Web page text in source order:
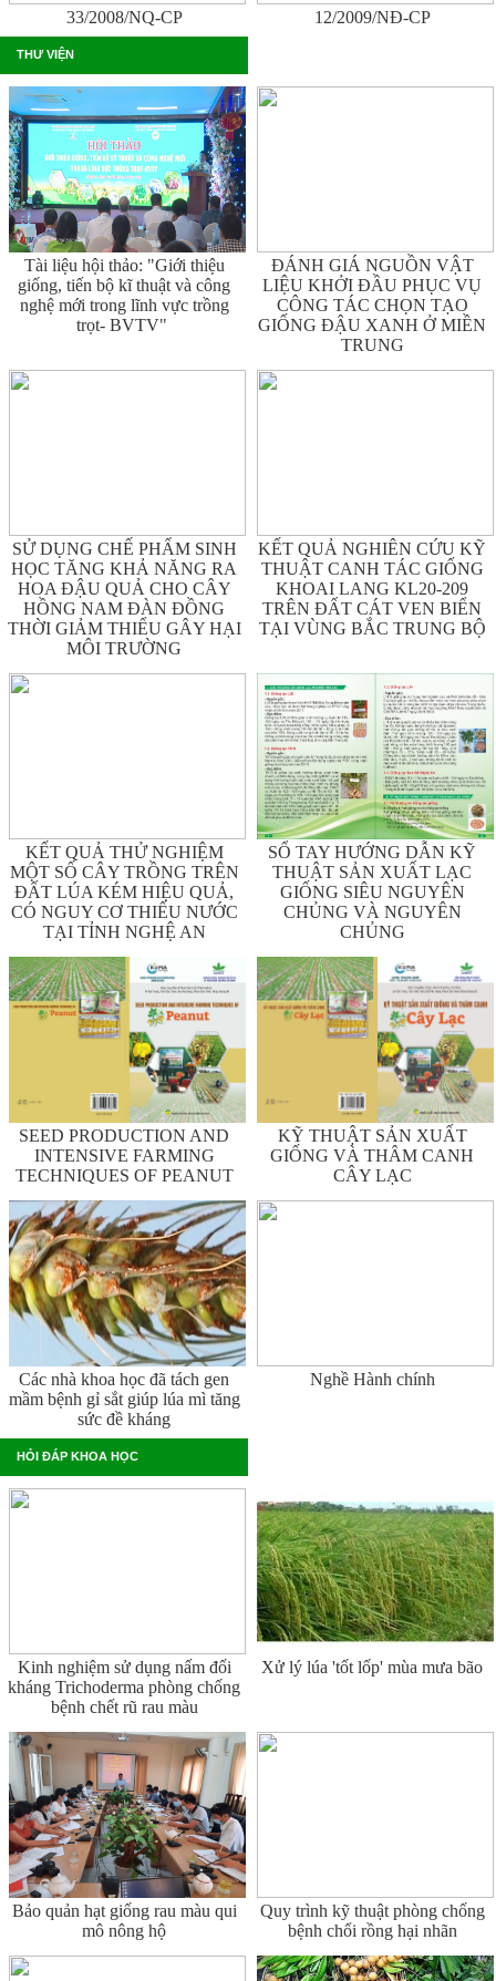
33/2008/NQ-CP 12/2009/NĐ-CP
THƯ VIỆN
Tài liệu hội thảo: "Giới thiệu
giống, tiến bộ kĩ thuật và công
nghệ mới trong lĩnh vực trồng
trọt- BVTV"
ĐÁNH GIÁ NGUỒN VẬT
LIỆU KHỞI ĐẦU PHỤC VỤ
CÔNG TÁC CHỌN TẠO
GIỐNG ĐẬU XANH Ở MIỀN
TRUNG
SỬ DỤNG CHẾ PHẨM SINH
HỌC TĂNG KHẢ NĂNG RA
HOA ĐẬU QUẢ CHO CÂY
HỒNG NAM ĐÀN ĐỒNG
THỜI GIẢM THIỂU GÂY HẠI
MÔI TRƯỜNG
KẾT QUẢ NGHIÊN CỨU KỸ
THUẬT CANH TÁC GIỐNG
KHOAI LANG KL20-209
TRÊN ĐẤT CÁT VEN BIỂN
TẠI VÙNG BẮC TRUNG BỘ
KẾT QUẢ THỬ NGHIỆM
MỘT SỐ CÂY TRỒNG TRÊN
ĐẤT LÚA KÉM HIỆU QUẢ,
CÓ NGUY CƠ THIẾU NƯỚC
TẠI TỈNH NGHỆ AN
SỔ TAY HƯỚNG DẪN KỸ
THUẬT SẢN XUẤT LẠC
GIỐNG SIÊU NGUYÊN
CHỦNG VÀ NGUYÊN
CHỦNG
SEED PRODUCTION AND
INTENSIVE FARMING
TECHNIQUES OF PEANUT
KỸ THUẬT SẢN XUẤT
GIỐNG VÀ THÂM CANH
CÂY LẠC
Các nhà khoa học đã tách gen
mầm bệnh gỉ sắt giúp lúa mì tăng
sức đề kháng
Nghề Hành chính
HỎI ĐÁP KHOA HỌC
Kinh nghiệm sử dụng nấm đối
kháng Trichoderma phòng chống
bệnh chết rũ rau màu
Xử lý lúa 'tốt lốp' mùa mưa bão
Bảo quản hạt giống rau màu qui
mô nông hộ
Quy trình kỹ thuật phòng chống
bệnh chổi rồng hại nhãn